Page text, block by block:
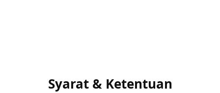
Syarat & Ketentuan